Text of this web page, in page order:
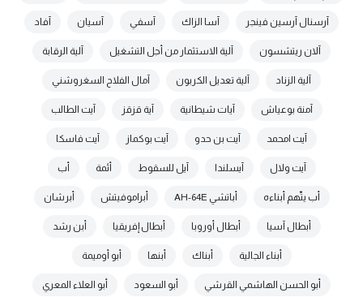
آرسنال آرسين فينجر آسا الزاك آسفي آسيان آفاد
آلان ريتشسون آلية الاستثمار من أجل التشغيل آلية الرقابة
آلية الزناد آلية تعديل الكربون آمال الفلاح السغروشني
آمنة بوعياش آيات شيطانية آية قزقز آيت الطالب
آيت امحمد آيت بن حدو آيت بوكماز آيت فاسكا
آيت ولال آيسلندا آيل للسقوط أئمة أب
أب يتّهم أبناءه أباتشي AH-64E أبراموفيتش أبرشان
أبطال آسيا أبطال أوروبا أبطال إفريقيا أبن رشد
أبناء الجالية أبناك أبنها أبو أوميمة
أبو الحسن الهاشمي القرشي أبو السعود أبو العلاء المعري